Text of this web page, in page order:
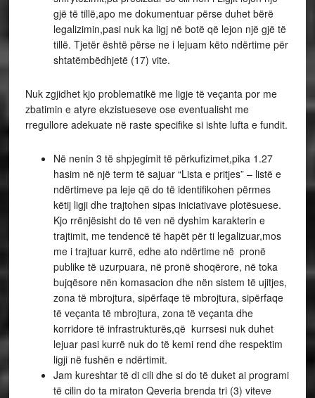
gjë të tillë,apo me dokumentuar përse duhet bërë
legalizimin,pasi nuk ka ligj në botë që lejon një gjë të
tillë. Tjetër është përse ne i lejuam këto ndërtime për
shtatëmbëdhjetë (17) vite.
Nuk zgjidhet kjo problematikë me ligje të veçanta por me
zbatimin e atyre ekzistueseve ose eventualisht me
rregullore adekuate në raste specifike si ishte lufta e fundit.
Në nenin 3 të shpjegimit të përkufizimet,pika 1.27
hasim në një term të sajuar “Lista e pritjes” – listë e
ndërtimeve pa leje që do të identifikohen përmes
këtij ligji dhe trajtohen sipas iniciativave plotësuese.
Kjo rrënjësisht do të ven në dyshim karakterin e
trajtimit, me tendencë të hapët për ti legalizuar,mos
me i trajtuar kurrë, edhe ato ndërtime në pronë
publike të uzurpuara, në pronë shoqërore, në toka
bujqësore nën komasacion dhe nën sistem të ujitjes,
zona të mbrojtura, sipërfaqe të mbrojtura, sipërfaqe
të veçanta të mbrojtura, zona të veçanta dhe
korridore të infrastrukturës,që kurrsesi nuk duhet
lejuar pasi kurrë nuk do të kemi rend dhe respektim
ligji në fushën e ndërtimit.
Jam kureshtar të di cili dhe si do të duket ai programi
të cilin do ta miraton Qeveria brenda tri (3) viteve